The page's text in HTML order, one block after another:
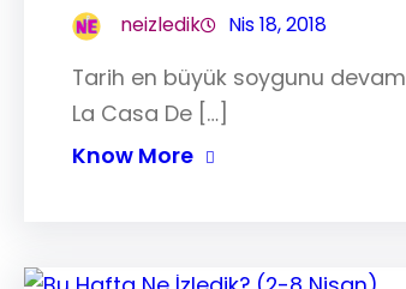
neizledik Nis 18, 2018
Tarih en büyük soygunu
La Casa De […]
Know More